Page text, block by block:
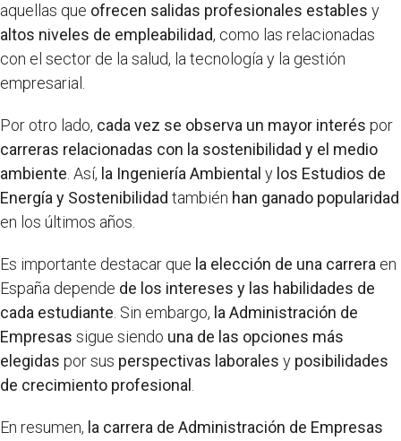
aquellas que ofrecen salidas profesionales estables y
altos niveles de empleabilidad, como las relacionadas
con el sector de la salud, la tecnología y la gestión
empresarial.
Por otro lado, cada vez se observa un mayor interés por
carreras relacionadas con la sostenibilidad y el medio
ambiente. Así, la Ingeniería Ambiental y los Estudios de
Energía y Sostenibilidad también han ganado popularidad
en los últimos años.
Es importante destacar que la elección de una carrera en
España depende de los intereses y las habilidades de
cada estudiante. Sin embargo, la Administración de
Empresas sigue siendo una de las opciones más
elegidas por sus perspectivas laborales y posibilidades
de crecimiento profesional .
En resumen, la carrera de Administración de Empresas